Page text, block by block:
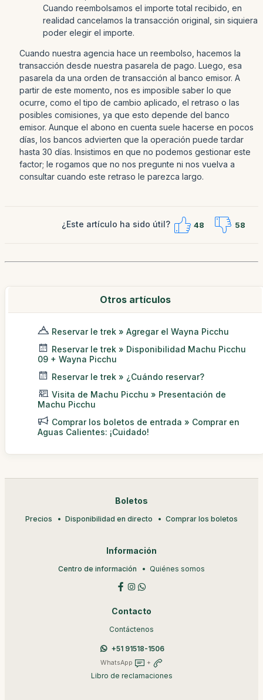
Cuando reembolsamos el importe total recibido, en
realidad cancelamos la transacción original, sin siquiera
poder elegir el importe.
Cuando nuestra agencia hace un reembolso, hacemos la
transacción desde nuestra pasarela de pago. Luego, esa
pasarela da una orden de transacción al banco emisor. A
partir de este momento, nos es imposible saber lo que
ocurre, como el tipo de cambio aplicado, el retraso o las
posibles comisiones, ya que esto depende del banco
emisor. Aunque el abono en cuenta suele hacerse en pocos
días, los bancos advierten que la operación puede tardar
hasta 30 días. Insistimos en que no podemos gestionar este
factor; le rogamos que no nos pregunte ni nos vuelva a
consultar cuando este retraso le parezca largo.
¿Este artículo ha sido útil? 48 58
Otros artículos
Reservar le trek » Agregar el Wayna Picchu
Reservar le trek » Disponibilidad Machu Picchu
09 + Wayna Picchu
Reservar le trek » ¿Cuándo reservar?
Visita de Machu Picchu » Presentación de
Machu Picchu
Comprar los boletos de entrada » Comprar en
Aguas Calientes: ¡Cuidado!
Boletos
Precios Disponibilidad en directo Comprar los boletos
Información
Centro de información Quiénes somos
Contacto
Contáctenos
+51 91518-1506
WhatsApp +
Libro de reclamaciones